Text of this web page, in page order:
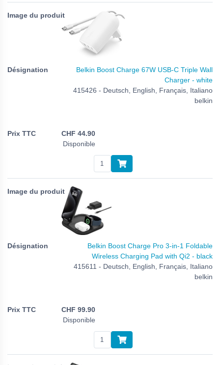
Belkin Boost Charge 67W USB-C Triple Wall
Charger - white
415426 - Deutsch, English, Français, Italiano
belkin
CHF 44.90
Disponible
Belkin Boost Charge Pro 3-in-1 Foldable
Wireless Charging Pad with Qi2 - black
415611 - Deutsch, English, Français, Italiano
belkin
CHF 99.90
Disponible